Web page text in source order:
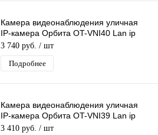
Камера видеонаблюдения уличная
IP-камера Орбита OT-VNI40 Lan ip
камера 3 Mpix 2,8-12мм для дома и
др
3 740 руб. / шт
Подробнее
Камера видеонаблюдения уличная
IP-камера Орбита OT-VNI39 Lan ip
камера 5 Mpix 3,6мм для дома и др
3 410 руб. / шт